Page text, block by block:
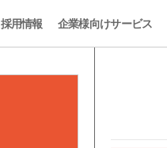
採用情報 企業様向けサービス